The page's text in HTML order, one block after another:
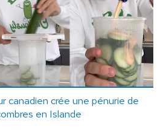
canadien crée une pénurie de
en Islande